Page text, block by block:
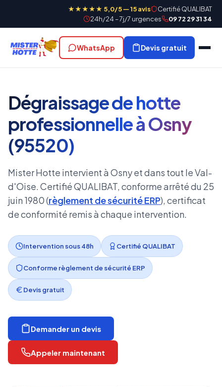
★★★★★ 5,0/5 — 15 avis
Certifié QUALIBAT
24h/24 – 7j/7 urgences
09 72 29 31 34
WhatsApp Devis gratuit
Dégraissage de hotte
professionnelle à Osny
(95520)
Mister Hotte intervient à Osny et dans tout le Val-
d'Oise. Certifié QUALIBAT, conforme arrêté du 25
juin 1980 (règlement de sécurité ERP), certificat
de conformité remis à chaque intervention.
Intervention sous 48h Certifié QUALIBAT
Conforme règlement de sécurité ERP
Devis gratuit
Demander un devis
Appeler maintenant